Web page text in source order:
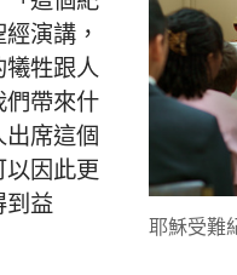
耶穌受難
演講，
牲跟人
帶來什
席這個
因此更
到益